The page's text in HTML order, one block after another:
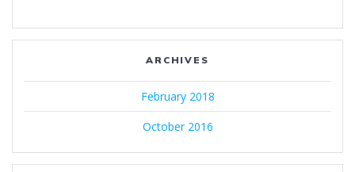
ARCHIVES
February 2018
October 2016